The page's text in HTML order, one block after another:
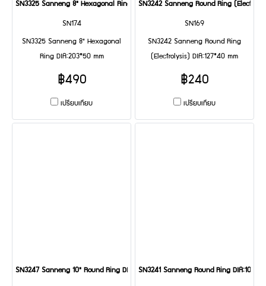
SN3325 Sanneng 8" Hexagonal Ring DIA:203*50 mm
SN174
SN3325 Sanneng 8" Hexagonal
Ring DIA:203*50 mm
฿490
เปรียบเทียบ
SN3242 Sanneng Round Ring
SN169
SN3242 Sanneng Round Ring
(Electrolysis) DIA:127*40 mm
฿240
เปรียบเทียบ
SN3247 Sanneng 10" Round Ring DIA:254*50 mmSN3241 Sanneng Round Ring